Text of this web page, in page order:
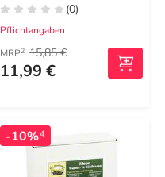
(0)
Pflichtangaben
MRP2 15,85 €
11,99 €
-10%4